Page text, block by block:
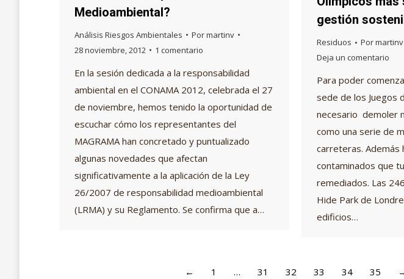
gestión
Residuos Pormartinv
Deja un comentario
Para poder
sede de los Juegos
necesario demoler
como una serie de
carreteras. Además
contaminados que
remediados. Las
Hide Park de
edificios…
Medioambiental?
Análisis Riesgos Ambientales Pormartinv
28 noviembre, 2012
1 comentario
En la sesión dedicada a la responsabilidad
ambiental en el CONAMA 2012, celebrada el 27
de noviembre, hemos tenido la oportunidad de
escuchar cómo los representantes del
MAGRAMA han concretado y puntualizado
algunas novedades que afectan
significativamente a la aplicación de la Ley
26/2007 de responsabilidad medioambiental
(LRMA) y su Reglamento. Se confirma que a…
← 1 … 31 32 33 34 35